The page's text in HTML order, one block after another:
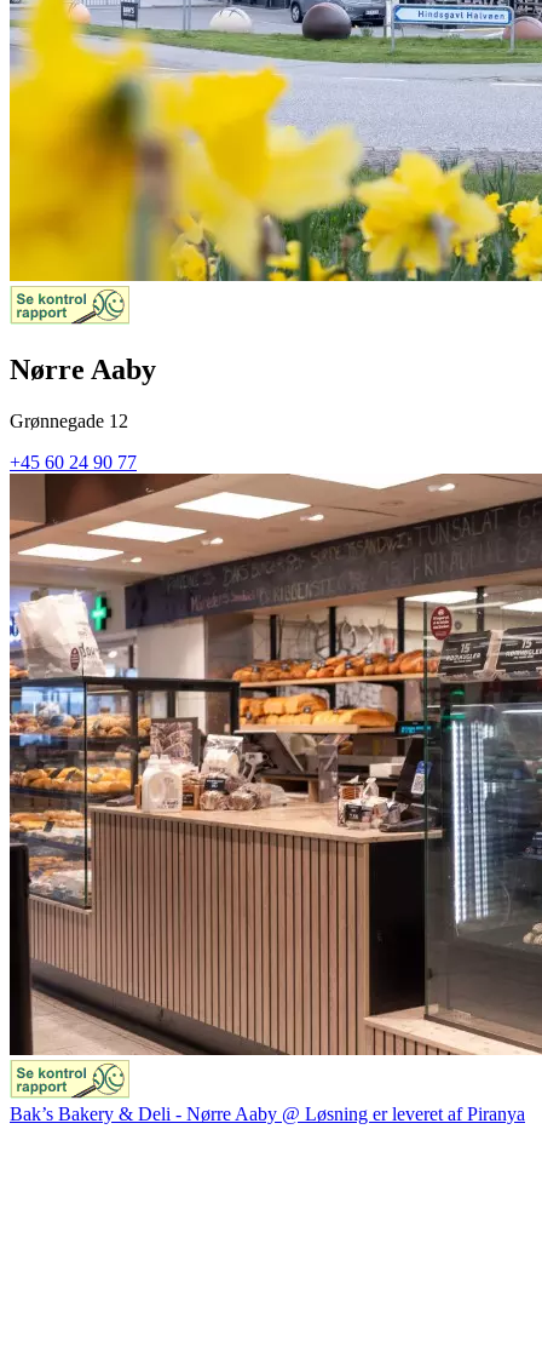
Nørre Aaby
Grønnegade 12
+45 60 24 90 77
Bak’s Bakery & Deli - Nørre Aaby @ Løsning er leveret af Piranya